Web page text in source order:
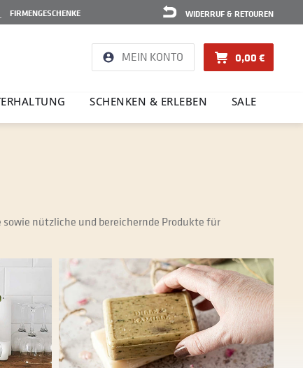
WIDERRUF & RETOUREN
FIRMENGESCHENKE
MEIN KONTO 0,00 €
SCHENKEN & ERLEBEN SALE
nützliche und bereichernde Produkte für